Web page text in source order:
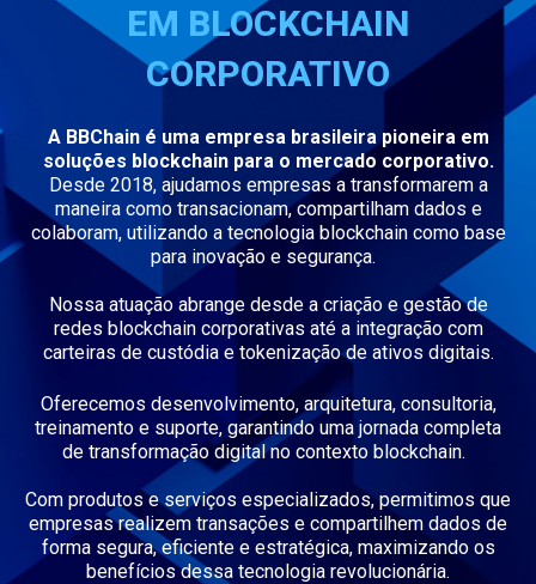
EM BLOCKCHAIN
CORPORATIVO
A BBChain é uma empresa brasileira pioneira em
soluções blockchain para o mercado corporativo.
Desde 2018, ajudamos empresas a transformarem a
maneira como transacionam,compartilham dados e
colaboram, utilizando a tecnologia blockchain como base
para inovação e segurança.
Nossa atuação abrange desde a criação e gestão de
redes blockchain corporativas até a integração com
carteiras de custódia e tokenização de ativos digitais.
Oferecemos desenvolvimento, arquitetura, consultoria,
treinamento e suporte, garantindo uma jornada completa
de transformação digital no contexto blockchain.
Com produtos e serviços especializados, permitimos que
empresas realizem transações e compartilhem dados de
forma segura, eficiente e estratégica, maximizando os
benefícios dessa tecnologia revolucionária.